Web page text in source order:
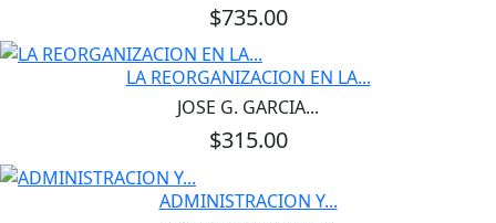
$735.00
LA REORGANIZACION EN LA...
JOSE G. GARCIA...
$315.00
ADMINISTRACION Y...